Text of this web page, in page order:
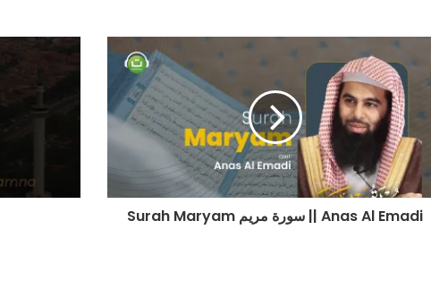
Surah Maryam سورة مريم || Anas Al Emadi